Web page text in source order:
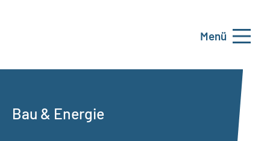
Menü
Bau & Energie